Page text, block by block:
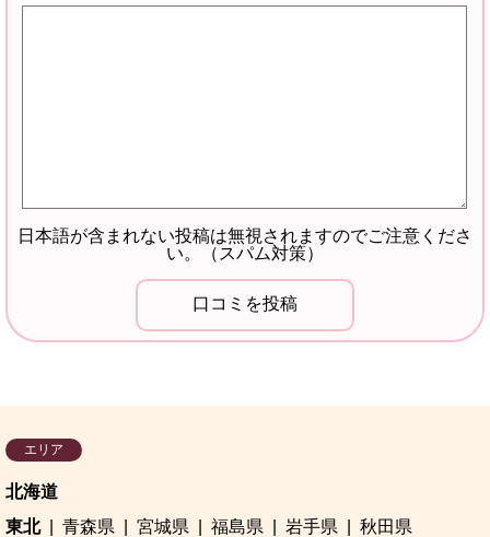
日本語が含まれない投稿は無視されますのでご注意くださ
い。（スパム対策）
エリア
北海道
東北
青森県 宮城県 福島県 岩手県
秋田県